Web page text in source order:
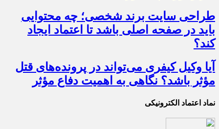
طراحی سایت برند شخصی؛ چه محتوایی
باید در صفحه اصلی باشد تا اعتماد ایجاد
کند؟
آیا وکیل کیفری می‌تواند در پرونده‌های قتل
مؤثر باشد؟ نگاهی به اهمیت دفاع مؤثر
نماد اعتماد الکترونیکی